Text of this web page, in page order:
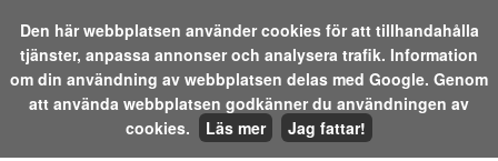
Sök i katalogen eller på webben:
Den här webbplatsen använder cookies för att tillhandahålla
tjänster, anpassa annonser och analysera trafik. Information
om din användning av webbplatsen delas med Google. Genom
att använda webbplatsen godkänner du användningen av
cookies.
Läs mer Jag fattar!